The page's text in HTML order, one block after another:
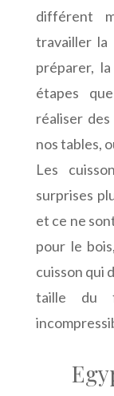
différent
travailler la
préparer,
étapes
réaliser
nos tables,
Les
surprises
et ce ne
pour le
cuisson qui
taille du